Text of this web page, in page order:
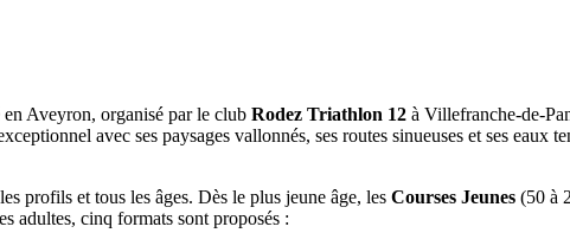
Aveyron, organisé par le club Rodez Triathlon 12 à Villefranche-de-
avec ses paysages vallonnés, ses routes sinueuses et ses eaux
profils et tous les âges. Dès le plus jeune âge, les Courses Jeunes (50 à
adultes, cinq formats sont proposés :